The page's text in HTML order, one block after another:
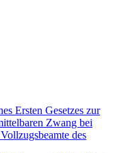
Ersten Gesetzes zur
Zwang bei
des